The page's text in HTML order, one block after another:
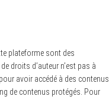
plateforme sont des
droits d’auteur n’est pas à
avoir accédé à des contenus
de contenus protégés. Pour